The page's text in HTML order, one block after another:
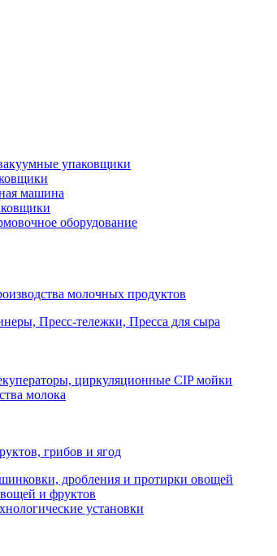
упаковщики
машина
оборудование
молочных продуктов
Пресс-тележки, Пресса для сыра
циркуляционные CIP мойки
молока
грибов и ягод
дробления и протирки овощей
и фруктов
установки